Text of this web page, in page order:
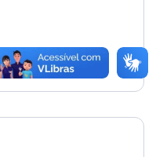
Santa Catarina.